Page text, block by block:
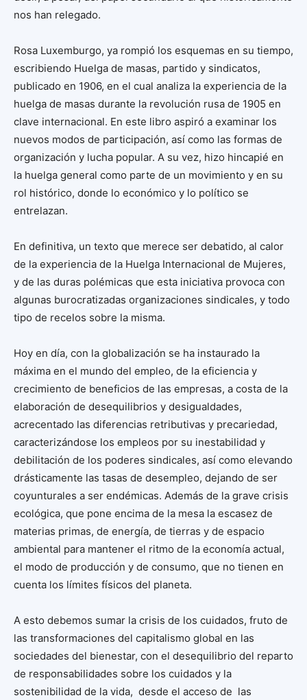
nos han relegado.
Rosa Luxemburgo, ya rompió los esquemas en su tiempo,
escribiendo Huelga de masas, partido y sindicatos,
publicado en 1906, en el cual analiza la experiencia de la
huelga de masas durante la revolución rusa de 1905 en
clave internacional. En este libro aspiró a examinar los
nuevos modos de participación, así como las formas de
organización y lucha popular. A su vez, hizo hincapié en
la huelga general como parte de un movimiento y en su
rol histórico, donde lo económico y lo político se
entrelazan.
En definitiva, un texto que merece ser debatido, al calor
de la experiencia de la Huelga Internacional de Mujeres,
y de las duras polémicas que esta iniciativa provoca con
algunas burocratizadas organizaciones sindicales, y todo
tipo de recelos sobre la misma.
Hoy en día, con la globalización se ha instaurado la
máxima en el mundo del empleo, de la eficiencia y
crecimiento de beneficios de las empresas, a costa de la
elaboración de desequilibrios y desigualdades,
acrecentado las diferencias retributivas y precariedad,
caracterizándose los empleos por su inestabilidad y
debilitación de los poderes sindicales, así como elevando
drásticamente las tasas de desempleo, dejando de ser
coyunturales a ser endémicas. Además de la grave crisis
ecológica, que pone encima de la mesa la escasez de
materias primas, de energía, de tierras y de espacio
ambiental para mantener el ritmo de la economía actual,
el modo de producción y de consumo, que no tienen en
cuenta los límites físicos del planeta.
A esto debemos sumar la crisis de los cuidados, fruto de
las transformaciones del capitalismo global en las
sociedades del bienestar, con el desequilibrio del reparto
de responsabilidades sobre los cuidados y la
sostenibilidad de la vida, desde el acceso de las